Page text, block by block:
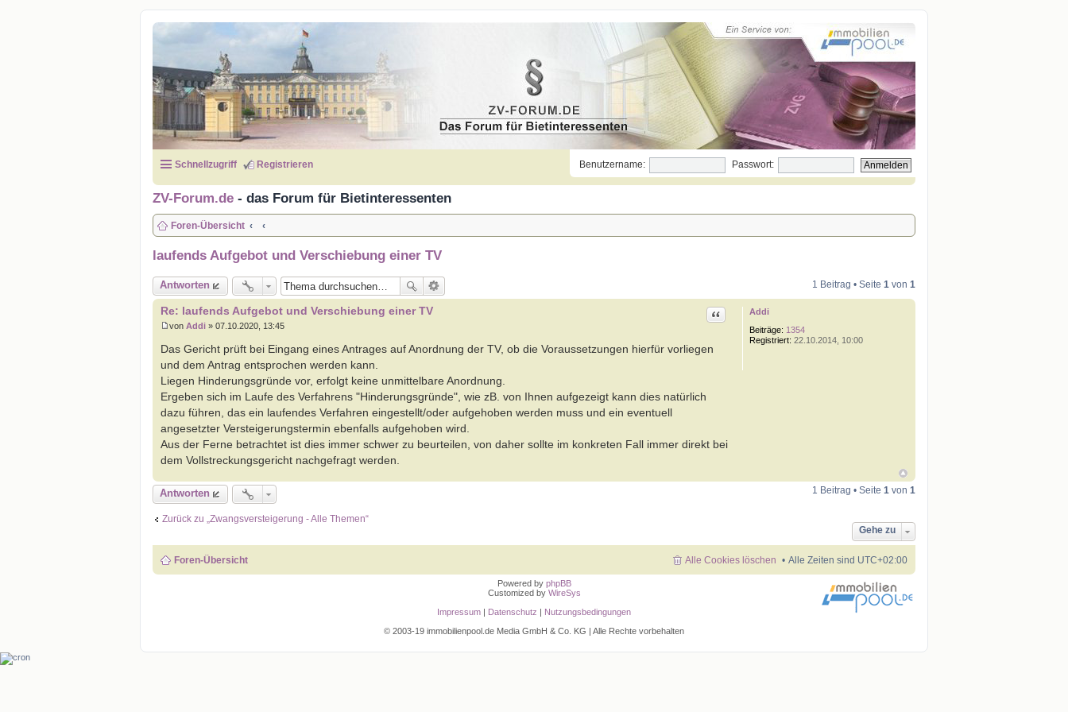
Schnellzugriff Registrieren Benutzername: Passwort:
ZV-Forum.de - das Forum für Bietinteressenten
Foren-Übersicht
laufends Aufgebot und Verschiebung einer TV
Antworten 1 Beitrag • Seite 1 von 1
Addi
Beiträge: 1354
Registriert: 22.10.2014, 10:00
Re: laufends Aufgebot und Verschiebung einer TV Zitat
i
t
a
g
von Addi » 07.10.2020, 13:45
Das Gericht prüft bei Eingang eines Antrages auf Anordnung der TV, ob die Voraussetzungen hierfür vorliegen
und dem Antrag entsprochen werden kann.
Liegen Hinderungsgründe vor, erfolgt keine unmittelbare Anordnung.
Ergeben sich im Laufe des Verfahrens "Hinderungsgründe", wie zB. von Ihnen aufgezeigt kann dies natürlich
dazu führen, das ein laufendes Verfahren eingestellt/oder aufgehoben werden muss und ein eventuell
angesetzter Versteigerungstermin ebenfalls aufgehoben wird.
Aus der Ferne betrachtet ist dies immer schwer zu beurteilen, von daher sollte im konkreten Fall immer direkt bei
dem Vollstreckungsgericht nachgefragt werden.
Antworten 1 Beitrag • Seite 1 von 1
Zurück zu „Zwangsversteigerung - Alle Themen“
Gehe zu
Foren-Übersicht Alle Zeiten sind UTC+02:00
Alle Cookies löschen
Powered by phpBB
Customized by WireSys
Impressum | Datenschutz | Nutzungsbedingungen
© 2003-19 immobilienpool.de Media GmbH & Co. KG | Alle Rechte vorbehalten